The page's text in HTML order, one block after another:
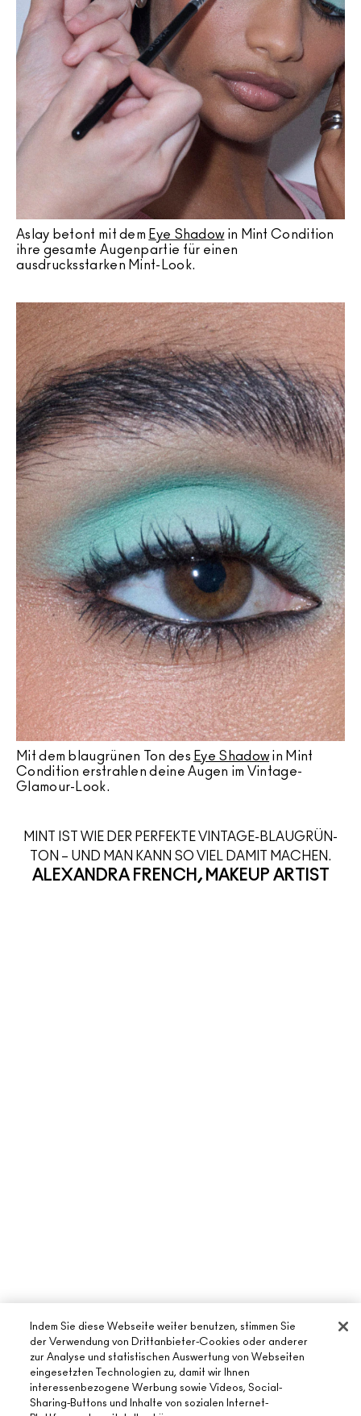
Aslay betont mit dem Eye Shadowin Mint Condition
ihre gesamte Augenpartie für einen
ausdrucksstarken Mint-Look.
Mit dem blaugrünen Ton des Eye Shadowin Mint
Condition erstrahlen deine Augen im Vintage-
Glamour-Look.
MINT IST WIE DER PERFEKTE VINTAGE-BLAUGRÜN-
TON – UND MAN KANN SO VIEL DAMIT MACHEN.
ALEXANDRA FRENCH, MAKEUP ARTIST
ÜBER MAC
UNSERE STORY
UNSERE ARTISTS
ONLINE-SHOPPING
Indem Sie diese Webseite weiter benutzen, stimmen Sie
der Verwendung von Drittanbieter-Cookies oder anderer
zur Analyse und statistischen Auswertung von Webseiten
eingesetzten Technologien zu, damit wir Ihnen
interessenbezogene Werbung sowie Videos, Social-
Sharing-Buttons und Inhalte von sozialen Internet-